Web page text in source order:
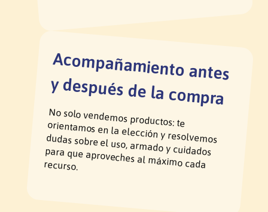
Acom
pañam
iento antes
y después de la com
pra
No solo vendemos productos: te orientamos en la elección y resolvemos
dudas sobre el uso, armado y cuidados para que aproveches al máximo cada recurso.